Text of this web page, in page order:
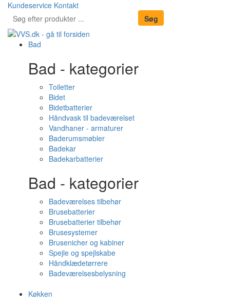
Kundeservice Kontakt
Bad
Bad - kategorier
Toiletter
Bidet
Bidetbatterier
Håndvask til badeværelset
Vandhaner - armaturer
Baderumsmøbler
Badekar
Badekarbatterier
Bad - kategorier
Badeværelses tilbehør
Brusebatterier
Brusebatterier tilbehør
Brusesystemer
Brusenicher og kabiner
Spejle og spejlskabe
Håndklædetørrere
Badeværelsesbelysning
Køkken